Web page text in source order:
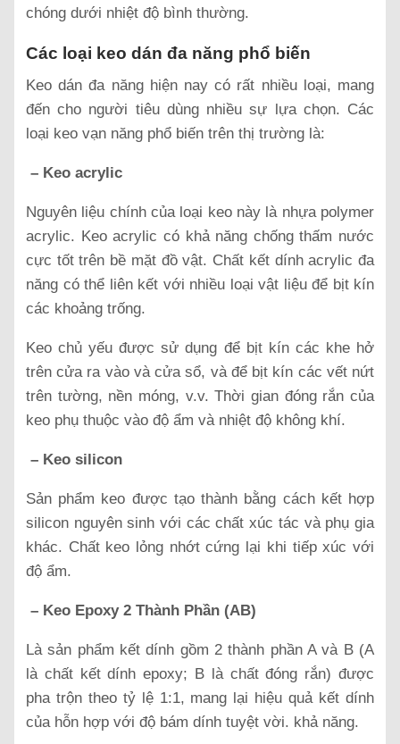
chóng dưới nhiệt độ bình thường.
Các loại keo dán đa năng phổ biến
Keo dán đa năng hiện nay có rất nhiều loại, mang
đến cho người tiêu dùng nhiều sự lựa chọn. Các
loại keo vạn năng phổ biến trên thị trường là:
– Keo acrylic
Nguyên liệu chính của loại keo này là nhựa polymer
acrylic. Keo acrylic có khả năng chống thấm nước
cực tốt trên bề mặt đồ vật. Chất kết dính acrylic đa
năng có thể liên kết với nhiều loại vật liệu để bịt kín
các khoảng trống.
Keo chủ yếu được sử dụng để bịt kín các khe hở
trên cửa ra vào và cửa sổ, và để bịt kín các vết nứt
trên tường, nền móng, v.v. Thời gian đóng rắn của
keo phụ thuộc vào độ ẩm và nhiệt độ không khí.
– Keo silicon
Sản phẩm keo được tạo thành bằng cách kết hợp
silicon nguyên sinh với các chất xúc tác và phụ gia
khác. Chất keo lỏng nhớt cứng lại khi tiếp xúc với
độ ẩm.
– Keo Epoxy 2 Thành Phần (AB)
Là sản phẩm kết dính gồm 2 thành phần A và B (A
là chất kết dính epoxy; B là chất đóng rắn) được
pha trộn theo tỷ lệ 1:1, mang lại hiệu quả kết dính
của hỗn hợp với độ bám dính tuyệt vời. khả năng.